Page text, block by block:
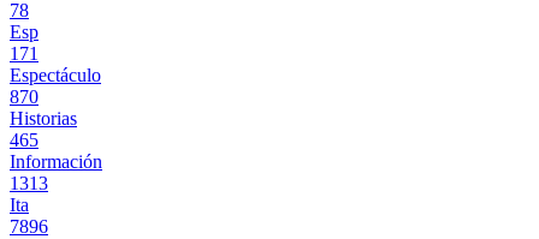
78
Esp
171
Espectáculo
870
Historias
465
Información
1313
Ita
7896